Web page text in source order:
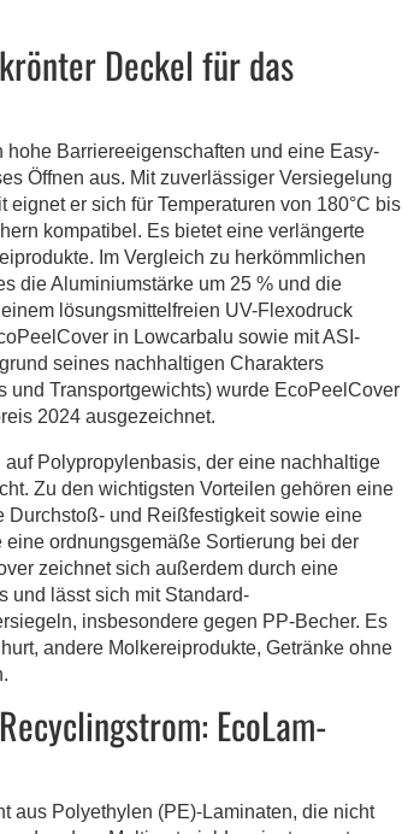
Deckel für das
Barriereeigenschaften und eine Easy-
Öffnen aus. Mit zuverlässiger Versiegelung
er sich für Temperaturen von 180°C bis
kompatibel. Es bietet eine verlängerte
Im Vergleich zu herkömmlichen
die Aluminiumstärke um 25 % und die
lösungsmittelfreien UV-Flexodruck
in Lowcarbalu sowie mit ASI-
seines nachhaltigen Charakters
und Transportgewichts) wurde EcoPeelCover
2024 ausgezeichnet.
Polypropylenbasis, der eine nachhaltige
Zu den wichtigsten Vorteilen gehören eine
Durchstoß- und Reißfestigkeit sowie eine
ordnungsgemäße Sortierung bei der
zeichnet sich außerdem durch eine
und lässt sich mit Standard-
insbesondere gegen PP-Becher. Es
andere Molkereiprodukte, Getränke ohne
EcoLam-
aus Polyethylen (PE)-Laminaten, die nicht